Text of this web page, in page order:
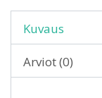
Kuvaus
Arviot (0)